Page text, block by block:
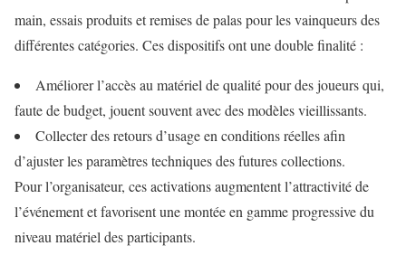
main, essais produits et remises de palas pour les vainqueurs des
différentes catégories. Ces dispositifs ont une double finalité :
Améliorer l’accès au matériel de qualité pour des joueurs qui,
faute de budget, jouent souvent avec des modèles vieillissants.
Collecter des retours d’usage en conditions réelles afin
d’ajuster les paramètres techniques des futures collections.
Pour l’organisateur, ces activations augmentent l’attractivité de
l’événement et favorisent une montée en gamme progressive du
niveau matériel des participants.